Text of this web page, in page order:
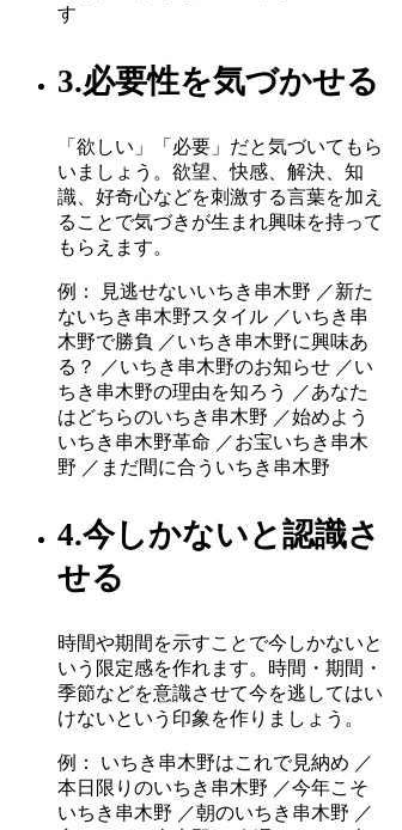
す
3.必要性を気づかせる
「欲しい」「必要」だと気づいてもら
いましょう。欲望、快感、解決、知
識、好奇心などを刺激する言葉を加え
ることで気づきが生まれ興味を持って
もらえます。
例： 見逃せないいちき串木野 ／新た
ないちき串木野スタイル ／いちき串
木野で勝負 ／いちき串木野に興味あ
る？ ／いちき串木野のお知らせ ／い
ちき串木野の理由を知ろう ／あなた
はどちらのいちき串木野 ／始めよう
いちき串木野革命 ／お宝いちき串木
野 ／まだ間に合ういちき串木野
4.今しかないと認識さ
せる
時間や期間を示すことで今しかないと
いう限定感を作れます。時間・期間・
季節などを意識させて今を逃してはい
けないという印象を作りましょう。
例： いちき串木野はこれで見納め ／
本日限りのいちき串木野 ／今年こそ
いちき串木野 ／朝のいちき串木野 ／